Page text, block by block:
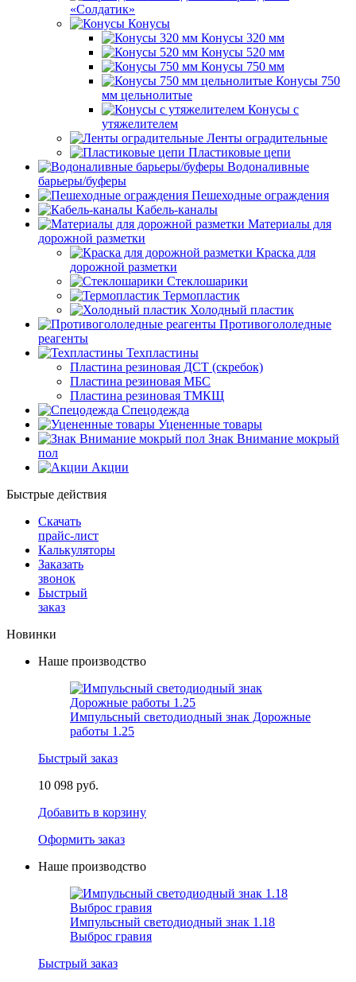
«Солдатик»
Конусы
Конусы 320 мм
Конусы 520 мм
Конусы 750 мм
Конусы 750
мм цельнолитые
Конусы с
утяжелителем
Ленты оградительные
Пластиковые цепи
Водоналивные
барьеры/буферы
Пешеходные ограждения
Кабель-каналы
Материалы для
дорожной разметки
Краска для
дорожной разметки
Стеклошарики
Термопластик
Холодный пластик
Противогололедные
реагенты
Техпластины
Пластина резиновая ДСТ (скребок)
Пластина резиновая МБС
Пластина резиновая ТМКЩ
Спецодежда
Уцененные товары
Знак Внимание мокрый
пол
Акции
Быстрые действия
Скачать
прайс-лист
Калькуляторы
Заказать
звонок
Быстрый
заказ
Новинки
Наше производство
Импульсный светодиодный знак Дорожные
работы 1.25
Быстрый заказ
10 098 руб.
Добавить в корзину
Оформить заказ
Наше производство
Импульсный светодиодный знак 1.18
Выброс гравия
Быстрый заказ